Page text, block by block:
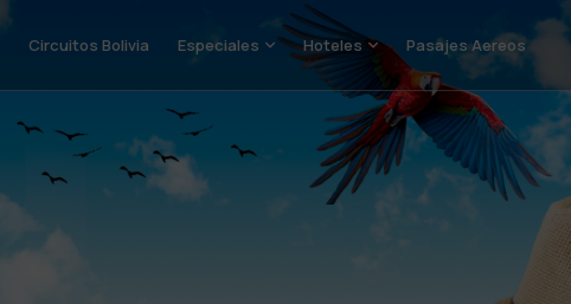
Circuitos Bolivia Especiales Hoteles Pasajes Aereos